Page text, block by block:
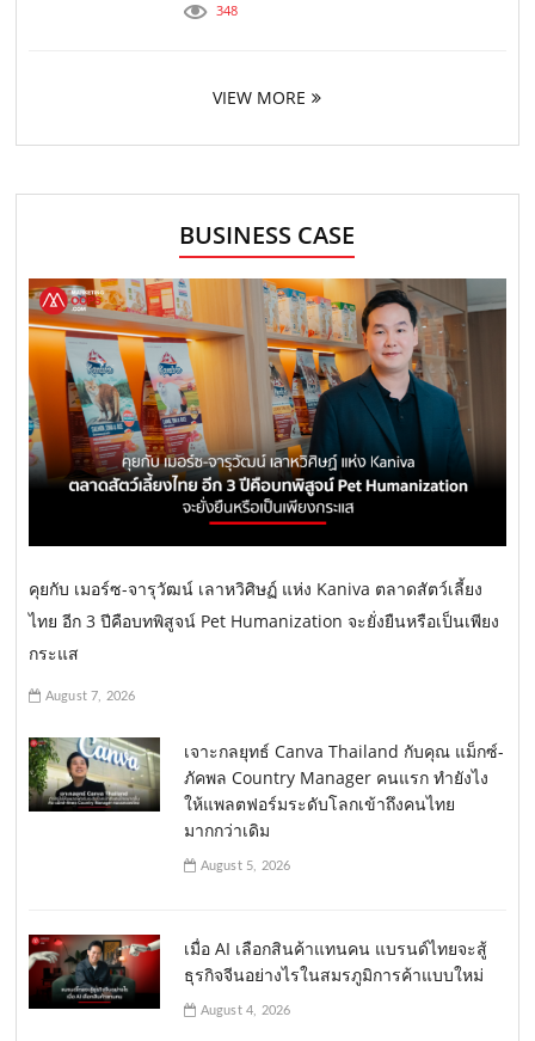
348
VIEW MORE
BUSINESS CASE
คุยกับ เมอร์ซ-จารุวัฒน์ เลาหวิศิษฏ์ แห่ง Kaniva ตลาดสัตว์เลี้ยง
ไทย อีก 3 ปีคือบทพิสูจน์ Pet Humanization จะยั่งยืนหรือเป็นเพียง
กระแส
August 7, 2026
เจาะกลยุทธ์ Canva Thailand กับคุณ แม็กซ์-
ภัคพล Country Manager คนแรก ทำยังไง
ให้แพลตฟอร์มระดับโลกเข้าถึงคนไทย
มากกว่าเดิม
August 5, 2026
เมื่อ AI เลือกสินค้าแทนคน แบรนด์ไทยจะสู้
ธุรกิจจีนอย่างไรในสมรภูมิการค้าแบบใหม่
August 4, 2026